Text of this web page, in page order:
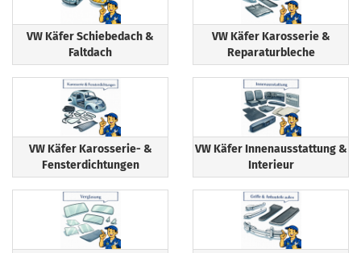
VW Käfer Schiebedach &
Faltdach
VW Käfer Karosserie &
Reparaturbleche
VW Käfer Karosserie- &
Fensterdichtungen
VW Käfer Innenausstattung &
Interieur